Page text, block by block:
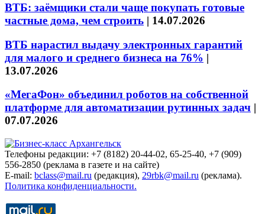
ВТБ: заёмщики стали чаще покупать готовые
частные дома, чем строить | 14.07.2026
ВТБ нарастил выдачу электронных гарантий
для малого и среднего бизнеса на 76% |
13.07.2026
«МегаФон» объединил роботов на собственной
платформе для автоматизации рутинных задач |
07.07.2026
Телефоны редакции: +7 (8182) 20-44-02, 65-25-40, +7 (909)
556-2850 (реклама в газете и на сайте)
E-mail: bclass@mail.ru (редакция), 29rbk@mail.ru (реклама).
Политика конфиденциальности.